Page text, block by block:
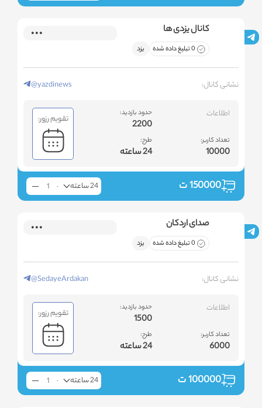
کانال یزدی ها
0 تبلیغ داده شده یزد
نشانی کانال: @yazdinews
اطلاعات
تعداد کاربر:
10000
حدود بازدید:
2200
طرح:
24 ساعته
تقویم رزور:
150000ت 24 ساعته
صدای اردکان
0 تبلیغ داده شده یزد
نشانی کانال: @SedayeArdakan
اطلاعات
تعداد کاربر:
6000
حدود بازدید:
1500
طرح:
24 ساعته
تقویم رزور:
100000ت 24 ساعته